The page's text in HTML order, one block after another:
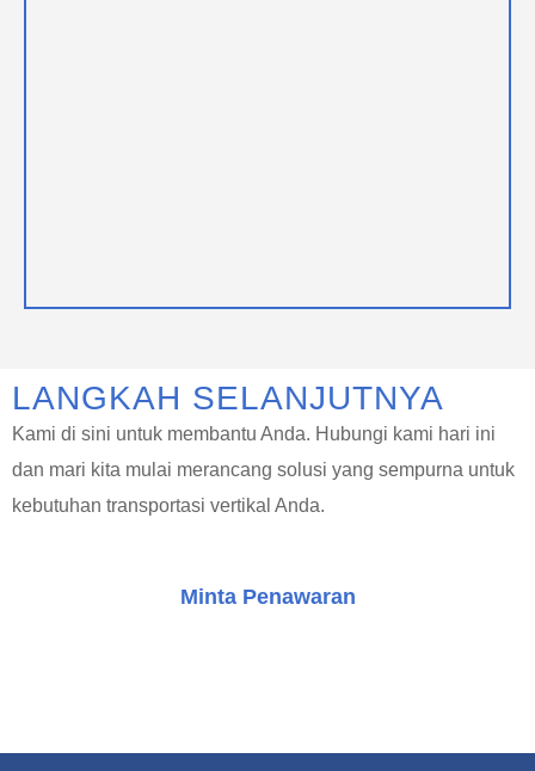
LANGKAH SELANJUTNYA
Kami di sini untuk membantu Anda. Hubungi kami hari ini
dan mari kita mulai merancang solusi yang sempurna untuk
kebutuhan transportasi vertikal Anda.
Minta Penawaran